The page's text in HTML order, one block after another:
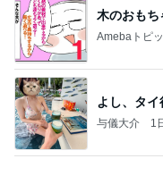
木のおもち
Amebaトピ
よし、タイ
与儀大介 1